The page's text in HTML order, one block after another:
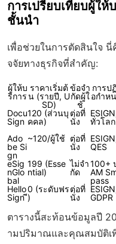
การเปรียบเทียบผู้ให้
ชั้นนำ
เพื่อช่วยในการตัดสินใจ นี่
จจัยทางธุรกิจที่สำคัญ:
ผู้ให้บ
ริการ
ราคาเริ่มต้
น (รายปี, U
SD)
ข้อจำ
กัดผู้ใ
ช้
การป
อกำห
Docu
Sign
120 (ส่วนบุ
คคล)
ต่อที่
นั่ง
ทั่วโลก
Ado
be Si
gn
~120/ผู้ใช้ ต่อที่
นั่ง
QES
eSig
nGlo
bal
199 (Esse
ntial)
ไม่จำ
กัด
100+
AM
pass
Hello
Sign
0 (ระดับฟร
ี)
ต่อที่
นั่ง
GDPR
ตารางนี้สะท้อนข้อมูลปี
ามปริมาณและคุณสมบัติเ